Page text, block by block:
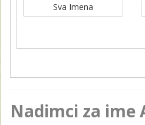
Sva Imena
Nadimci za ime